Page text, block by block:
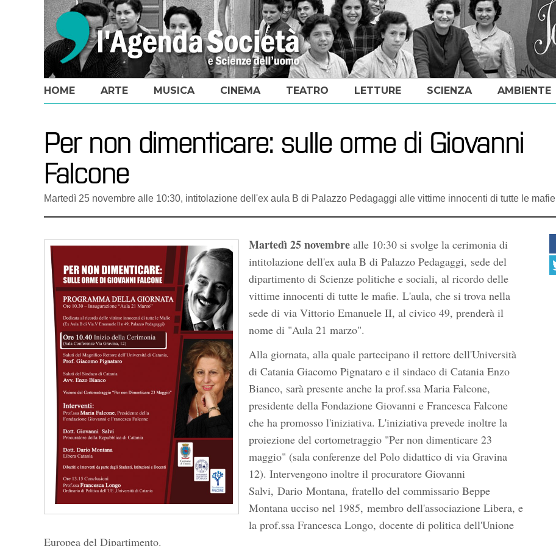
HOME ARTE MUSICA CINEMA TEATRO LETTURE SCIENZA AMBIENTE
Per non dimenticare: sulle orme di Giovanni
Falcone
Martedì 25 novembre alle 10:30, intitolazione dell'ex aula B di Palazzo Pedagaggi alle vittime innocenti di tutte le mafie
Martedì 25 novembre alle 10:30 si svolge la cerimonia di
intitolazione dell'ex aula B di Palazzo Pedagaggi, sede del
dipartimento di Scienze politiche e sociali, al ricordo delle
vittime innocenti di tutte le mafie. L'aula, che si trova nella
sede di via Vittorio Emanuele II, al civico 49, prenderà il
nome di "Aula 21 marzo".
Alla giornata, alla quale partecipano il rettore dell'Università
di Catania Giacomo Pignataro e il sindaco di Catania Enzo
Bianco, sarà presente anche la prof.ssa Maria Falcone,
presidente della Fondazione Giovanni e Francesca Falcone
che ha promosso l'iniziativa. L'iniziativa prevede inoltre la
proiezione del cortometraggio "Per non dimenticare 23
maggio" (sala conferenze del Polo didattico di via Gravina
12). Intervengono inoltre il procuratore Giovanni
Salvi, Dario Montana, fratello del commissario Beppe
Montana ucciso nel 1985, membro dell'associazione Libera, e
la prof.ssa Francesca Longo, docente di politica dell'Unione
Europea del Dipartimento.